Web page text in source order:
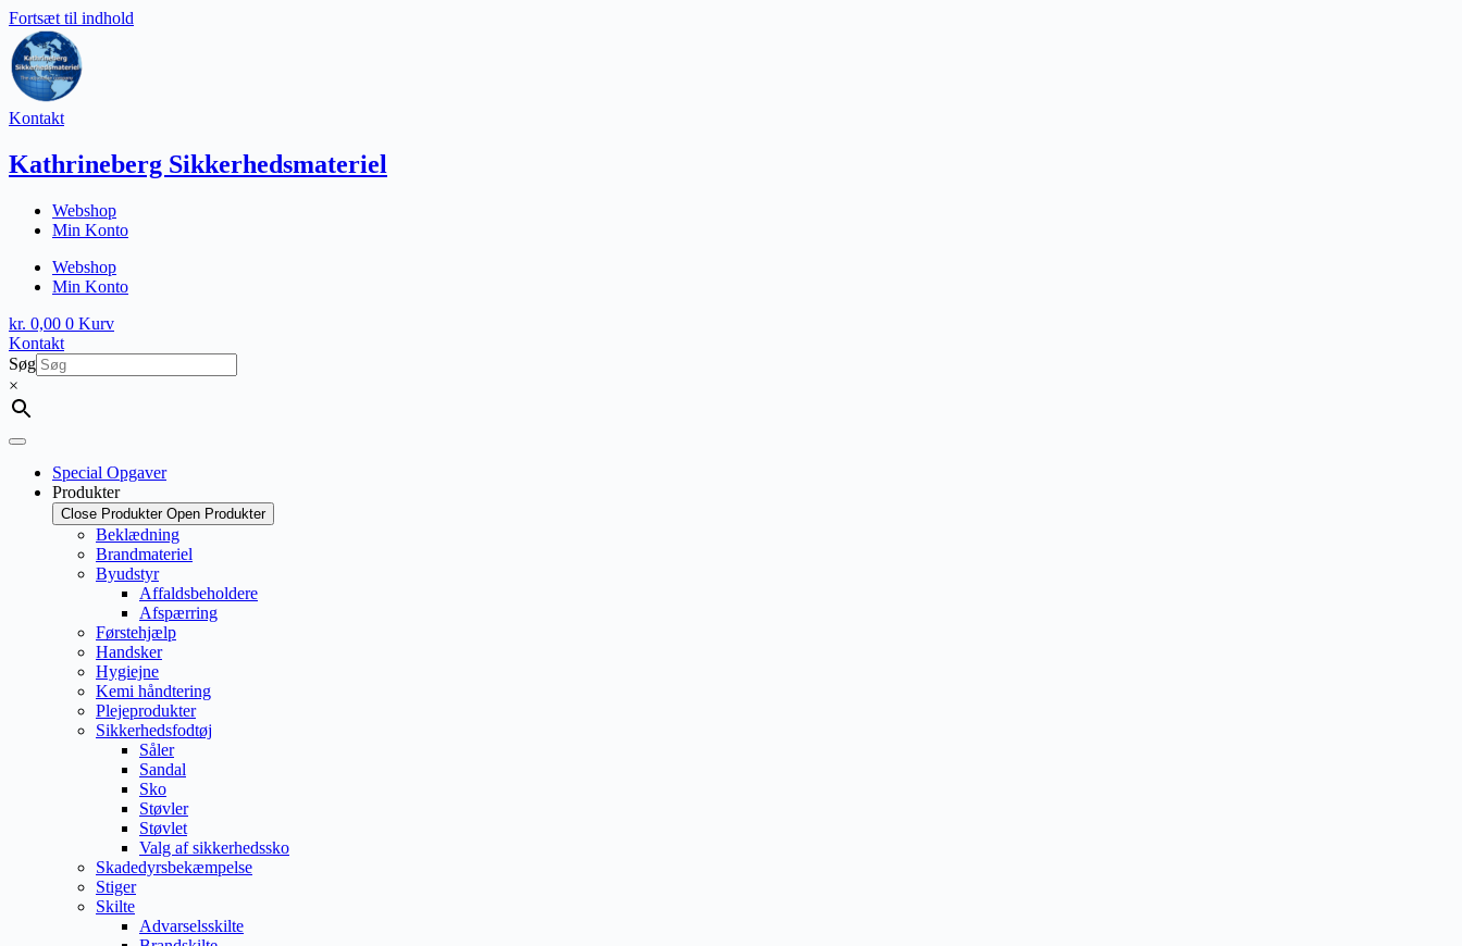
Fortsæt til indhold
Kontakt
Kathrineberg Sikkerhedsmateriel
Webshop
Min Konto
Webshop
Min Konto
kr. 0,00 0 Kurv
Kontakt
Søg
×
Special Opgaver
Produkter
Close Produkter Open Produkter
Beklædning
Brandmateriel
Byudstyr
Affaldsbeholdere
Afspærring
Førstehjælp
Handsker
Hygiejne
Kemi håndtering
Plejeprodukter
Sikkerhedsfodtøj
Såler
Sandal
Sko
Støvler
Støvlet
Valg af sikkerhedssko
Skadedyrsbekæmpelse
Stiger
Skilte
Advarselsskilte